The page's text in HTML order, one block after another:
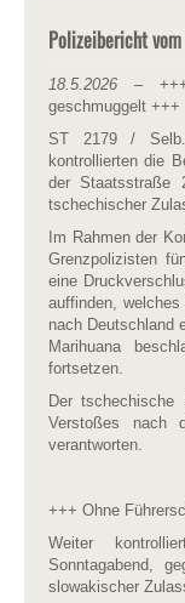
Polizeibericht
18.5.2026 –
geschmuggelt +++
ST 2179 / Selb.
kontrollierten die
der Staatsstraße
tschechischer
Im Rahmen der
Grenzpolizisten
eine
auffinden,
nach Deutschland
Marihuana
fortsetzen.
Der
Verstoßes nach
verantworten.
+++ Ohne
Weiter
Sonntagabend,
slowakischer